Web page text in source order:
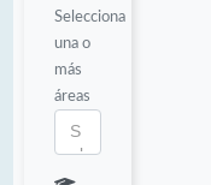
Selecciona
una o
más
áreas